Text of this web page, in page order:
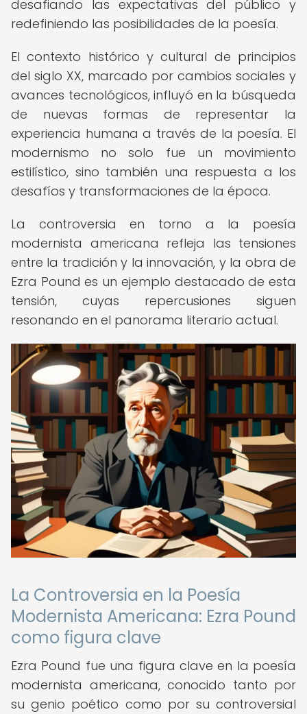
desafiando las expectativas del público y
redefiniendo las posibilidades de la poesía.
El contexto histórico y cultural de principios
del siglo XX, marcado por cambios sociales y
avances tecnológicos, influyó en la búsqueda
de nuevas formas de representar la
experiencia humana a través de la poesía. El
modernismo no solo fue un movimiento
estilístico, sino también una respuesta a los
desafíos y transformaciones de la época.
La controversia en torno a la poesía
modernista americana refleja las tensiones
entre la tradición y la innovación, y la obra de
Ezra Pound es un ejemplo destacado de esta
tensión, cuyas repercusiones siguen
resonando en el panorama literario actual.
La Controversia en la Poesía
Modernista Americana: Ezra Pound
como figura clave
Ezra Pound fue una figura clave en la poesía
modernista americana, conocido tanto por
su genio poético como por su controversial